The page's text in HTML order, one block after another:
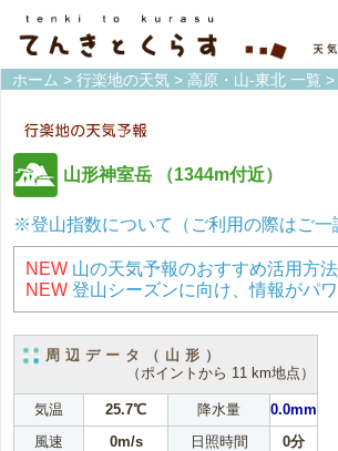
ホーム > 行楽地の天気 > 高原・山-東北 一覧 >
山形神室岳 （1344m付近）
※登山指数について（ご利用の際はご一
NEW 山の天気予報のおすすめ活用方法
NEW 登山シーズンに向け、情報がパワ
周辺データ（山形）
（ポイントから 11 km地点）
気温 25.7℃ 降水量
0.0mm
風速
0m/s 日照時間 0分